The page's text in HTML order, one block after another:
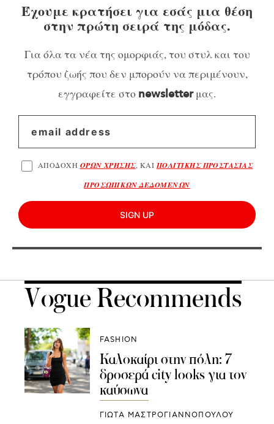
Έχουμε κρατήσει για εσάς μια θέση
στην πρώτη σειρά της μόδας.
Για όλα τα νέα της ομορφιάς, του στυλ και του
τρόπου ζωής που δεν μπορούν να περιμένουν,
εγγραφείτε στο newsletterμας.
ΑΠΟΔΟΧΗ ΟΡΩΝ ΧΡΗΣΗΣ, ΚΑΙΠΟΛΙΤΙΚΗΣ ΠΡΟΣΤΑΣΙΑΣ
ΠΡΟΣΩΠΙΚΩΝ ΔΕΔΟΜΕΝΩΝ
SIGN UP
Vogue Recommends
FASHION
Καλοκαίρι στην πόλη: 7
δροσερά city looks για τον
καύσωνα
ΓΙΩΤΑ ΜΑΣΤΡΟΓΙΑΝΝΟΠΟΥΛΟΥ